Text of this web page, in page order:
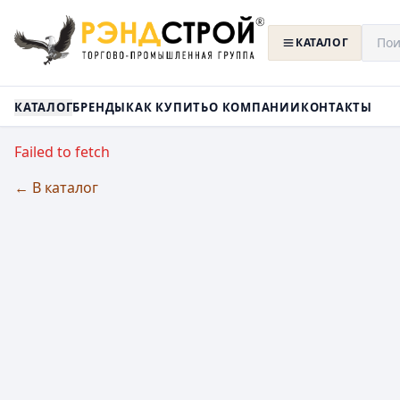
КАТАЛОГ
КАТАЛОГБРЕНДЫКАК КУПИТЬО КОМПАНИИКОНТАКТЫ
Failed to fetch
← В каталог